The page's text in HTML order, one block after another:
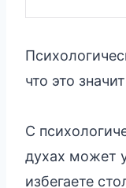
что это
С
духах может
избегаете